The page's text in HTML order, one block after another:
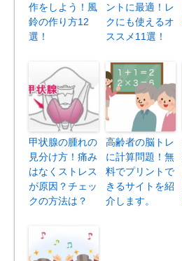
作をしよう！風
鈴の作り方12
選！
ントに最適！レ
クにも使えるオ
ススメ11選！
甲状腺の腫れの
見分け方！痛み
はなくストレス
が原因？チェッ
クの方法は？
高齢者の脳トレ
に計算問題！無
料でプリントで
きるサイトを紹
介します。